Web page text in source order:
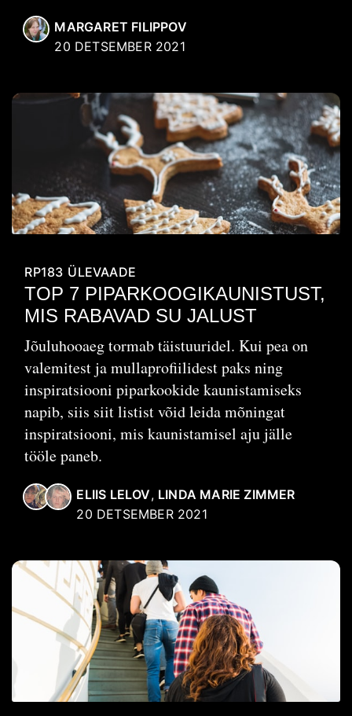
MARGARET FILIPPOV
20 DETSEMBER 2021
RP183 ÜLEVAADE
TOP 7 PIPARKOOGIKAUNISTUST,
MIS RABAVAD SU JALUST
Jõuluhooaeg tormab täistuuridel. Kui pea on
valemitest ja mullaprofiilidest paks ning
inspiratsiooni piparkookide kaunistamiseks
napib, siis siit listist võid leida mõningat
inspiratsiooni, mis kaunistamisel aju jälle
tööle paneb.
ELIIS LELOV, LINDA MARIE ZIMMER
20 DETSEMBER 2021